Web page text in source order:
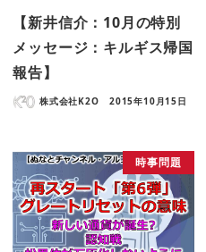
【新井信介：10月の特別
メッセージ：キルギス帰国
報告】
株式会社K2O 2015年10月15日
時事問題